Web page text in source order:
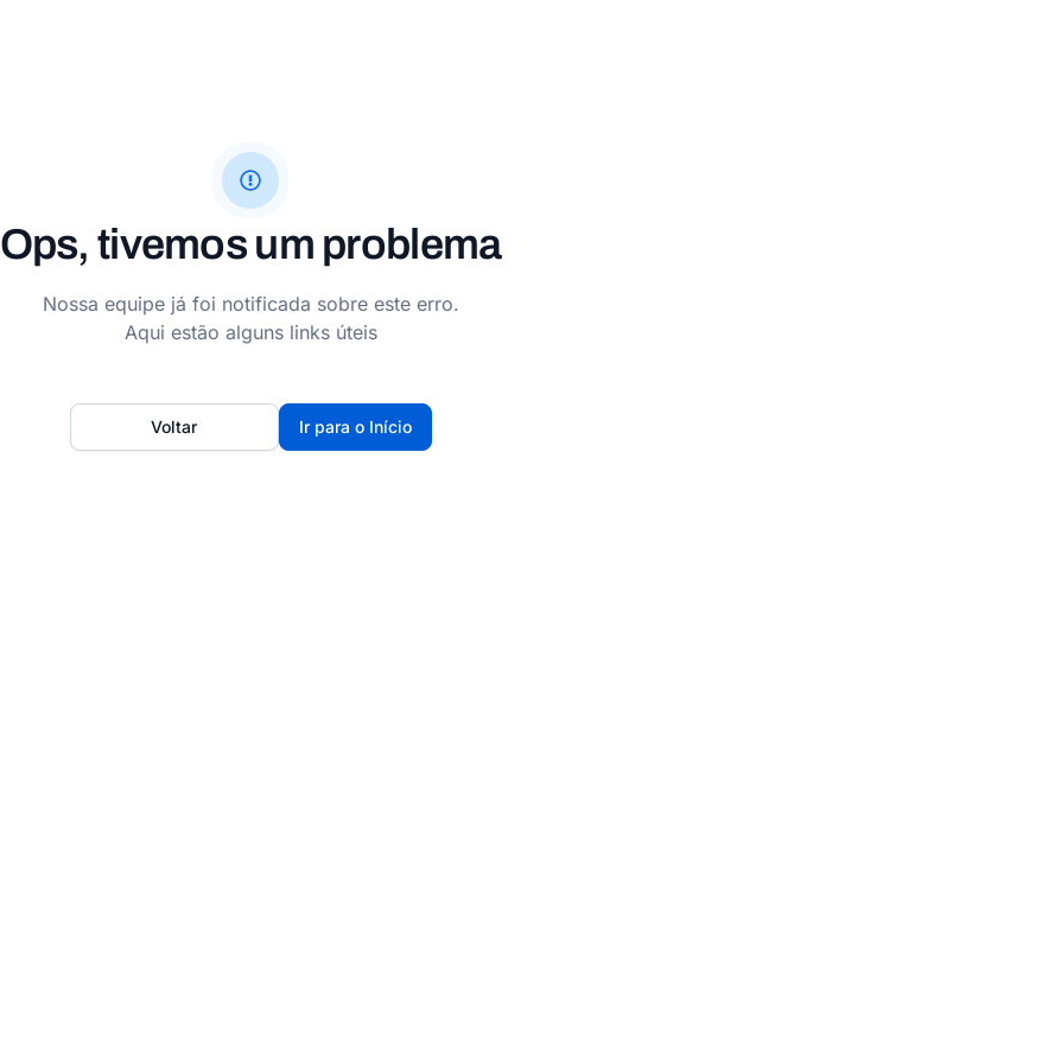
Ops, tivemos um problema
Nossa equipe já foi notificada sobre este erro.
Aqui estão alguns links úteis
Ir para o Início
Voltar